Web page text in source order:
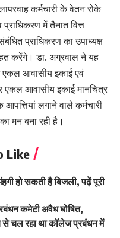
कर्मचारी के वेतन रोके
प्राधिकरण में तैनात वित्त
प्राधिकरण का उपाध्यक्ष
करेंगे। डा. अग्रवाल ने यह
एकल आवासीय इकाई एवं
एकल आवासीय इकाई मानचित्र
लगाने वाले कर्मचारी
मन बना रही है।
Like
हो सकती है बिजली, पढ़ें पूरी
कमेटी अवैध घोषित,
चल रहा था कॉलेज प्रबंधन में